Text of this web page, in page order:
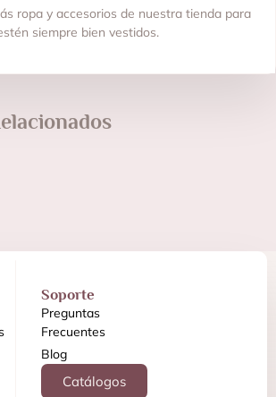
ropa y accesorios de nuestra tienda para
siempre bien vestidos.
Soporte
Preguntas
Frecuentes
Blog
Catálogos